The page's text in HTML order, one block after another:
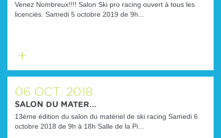
Venez Nombreux!!!! Salon Ski pro racing ouvert à tous les
licenciés. Samedi 5 octobre 2019 de 9h...
savoir
plus
06 OCT. 2018
SALON DU MATER...
13ème édition du salon du matériel de ski racing Samedi 6
octobre 2018 de 9h à 18h Salle de la Pi...